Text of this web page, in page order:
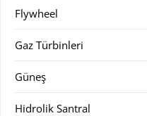
Flywheel
Gaz Türbinleri
Güneş
Hidrolik Santral